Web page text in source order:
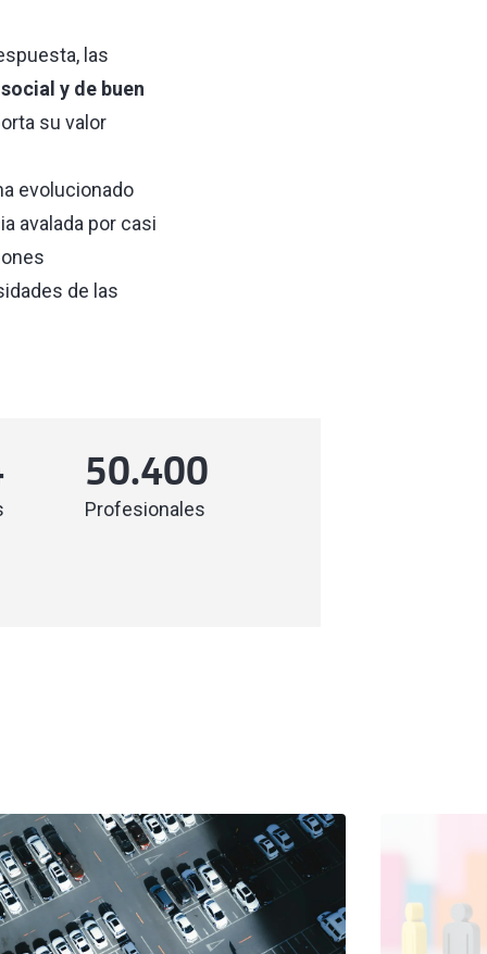
las
y de buen
su valor
evolucionado
avalada por casi
de las
50.400
Profesionales